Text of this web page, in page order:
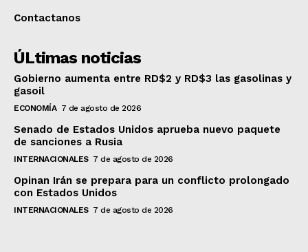
Contactanos
ÚLtimas noticias
Gobierno aumenta entre RD$2 y RD$3 las gasolinas y
gasoil
ECONOMÍA 7 de agosto de 2026
Senado de Estados Unidos aprueba nuevo paquete
de sanciones a Rusia
INTERNACIONALES 7 de agosto de 2026
Opinan Irán se prepara para un conflicto prolongado
con Estados Unidos
INTERNACIONALES 7 de agosto de 2026